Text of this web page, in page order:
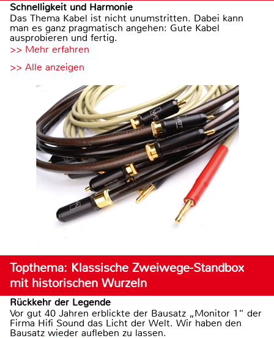
Schnelligkeit und Harmonie
Das Thema Kabel ist nicht unumstritten. Dabei kann
man es ganz pragmatisch angehen: Gute Kabel
ausprobieren und fertig.
>> Mehr erfahren
>> Alle anzeigen
Topthema: Klassische Zweiwege-Standbox
mit historischen Wurzeln
Rückkehr der Legende
Vor gut 40 Jahren erblickte der Bausatz „Monitor 1“ der
Firma Hifi Sound das Licht der Welt. Wir haben den
Bausatz wieder aufleben zu lassen.